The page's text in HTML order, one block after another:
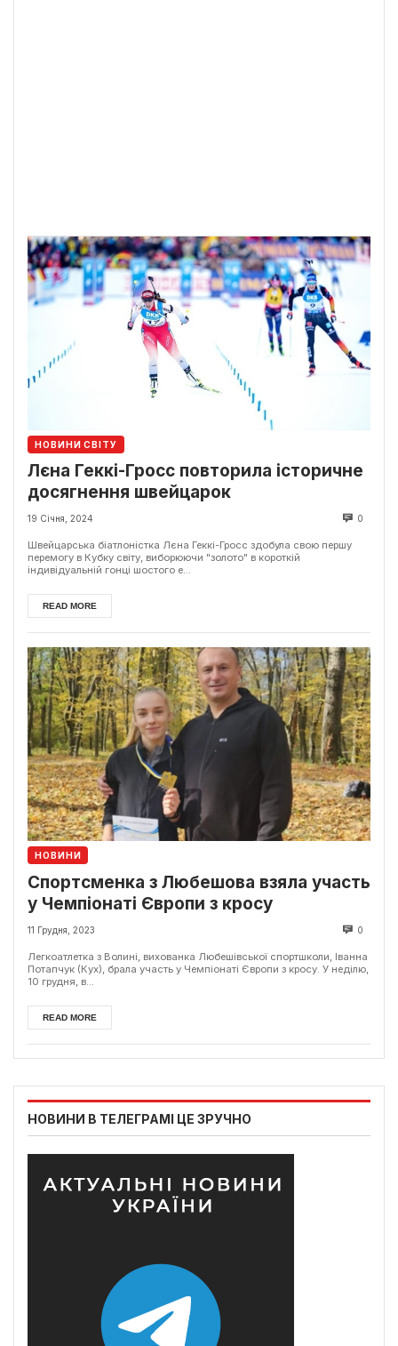
НОВИНИ СВІТУ
Лєна Геккі-Гросс повторила історичне
досягнення швейцарок
19 Січня, 2024 0
Швейцарська біатлоністка Лєна Геккі-Гросс здобула свою першу
перемогу в Кубку світу, виборюючи "золото" в короткій
індивідуальній гонці шостого е...
READ MORE
НОВИНИ
Спортсменка з Любешова взяла участь
у Чемпіонаті Європи з кросу
11 Грудня, 2023 0
Легкоатлетка з Волині, вихованка Любешівської спортшколи, Іванна
Потапчук (Кух), брала участь у Чемпіонаті Європи з кросу. У неділю,
10 грудня, в...
READ MORE
НОВИНИ В ТЕЛЕГРАМІ ЦЕ ЗРУЧНО